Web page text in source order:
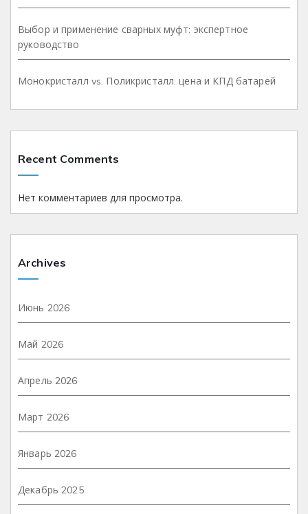
Выбор и применение сварных муфт: экспертное
руководство
Монокристалл vs. Поликристалл: цена и КПД батарей
Recent Comments
Нет комментариев для просмотра.
Archives
Июнь 2026
Май 2026
Апрель 2026
Март 2026
Январь 2026
Декабрь 2025